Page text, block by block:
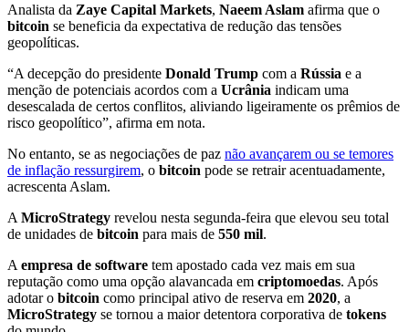
Analista da Zaye Capital Markets, Naeem Aslam afirma que o
bitcoin se beneficia da expectativa de redução das tensões
geopolíticas.
“A decepção do presidente Donald Trump com a Rússia e a
menção de potenciais acordos com a Ucrânia indicam uma
desescalada de certos conflitos, aliviando ligeiramente os prêmios de
risco geopolítico”, afirma em nota.
No entanto, se as negociações de paz não avançarem ou se temores
de inflação ressurgirem, o bitcoin pode se retrair acentuadamente,
acrescenta Aslam.
A MicroStrategy revelou nesta segunda-feira que elevou seu total
de unidades de bitcoin para mais de 550 mil.
A empresa de software tem apostado cada vez mais em sua
reputação como uma opção alavancada em criptomoedas. Após
adotar o bitcoin como principal ativo de reserva em 2020, a
MicroStrategy se tornou a maior detentora corporativa de tokens